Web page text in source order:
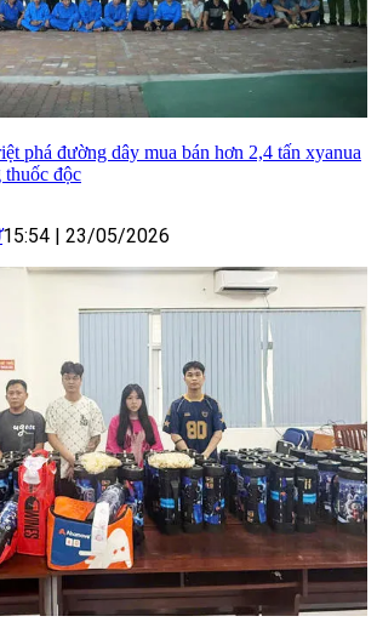
phá đường dây mua bán hơn 2,4 tấn xyanua
độc
15:54 23/05/2026